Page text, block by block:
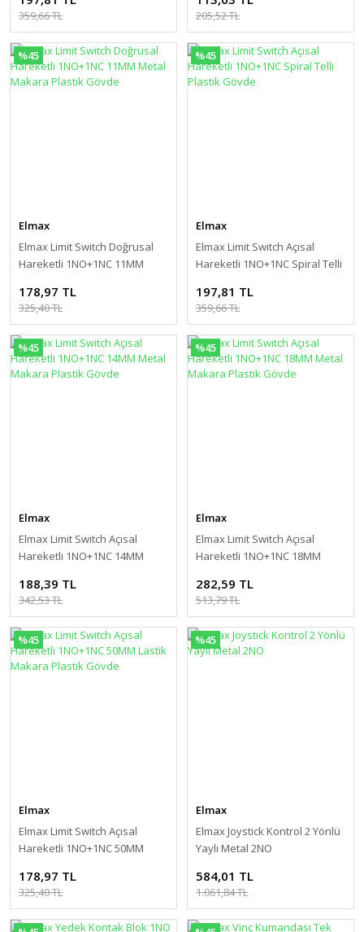
359,66 TL 205,52 TL
%45
Elmax
Elmax Limit Switch Doğrusal
Hareketli 1NO+1NC 11MM
178,97 TL
325,40 TL
%45
Elmax
Elmax Limit Switch Açısal
Hareketli 1NO+1NC Spiral Telli
197,81 TL
359,66 TL
%45
Elmax
Elmax Limit Switch Açısal
Hareketli 1NO+1NC 14MM
188,39 TL
342,53 TL
%45
Elmax
Elmax Limit Switch Açısal
Hareketli 1NO+1NC 18MM
282,59 TL
513,79 TL
%45
Elmax
Elmax Limit Switch Açısal
Hareketli 1NO+1NC 50MM
178,97 TL
325,40 TL
%45
Elmax
Elmax Joystick Kontrol 2 Yönlü
Yaylı Metal 2NO
584,01 TL
1.061,84 TL